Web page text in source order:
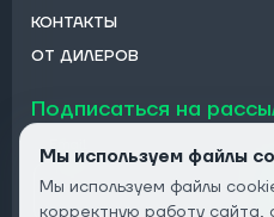
КОНТАКТЫ
ОТ ДИЛЕРОВ
Подписаться на
Мы используем файлы
Мы используем файлы
корректную работу сайта,